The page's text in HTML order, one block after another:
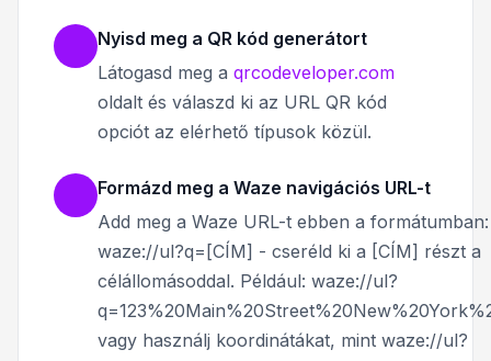
Nyisd meg a QR kód generátort
Látogasd meg a qrcodeveloper.com
oldalt és válaszd ki az URL QR kód
opciót az elérhető típusok közül.
Formázd meg a Waze navigációs URL-t
Add meg a Waze URL-t ebben a formátumban:
waze://ul?q=[CÍM] - cseréld ki a [CÍM] részt a
célállomásoddal. Például: waze://ul?
vagy használj koordinátákat, mint waze://ul?